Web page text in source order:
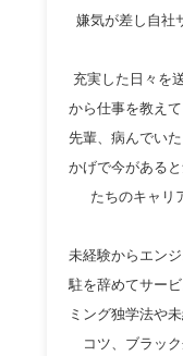
嫌気が差し自社
充実した日々を
から仕事を教え
先輩、病んでい
かげで今がある
たちのキャリ
未経験からエン
駐を辞めてサー
ミング独学法や
コツ、ブラッ